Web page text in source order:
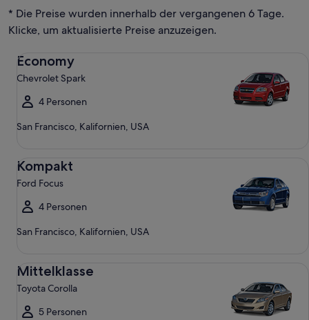
* Die Preise wurden innerhalb der vergangenen 6 Tage.
Klicke, um aktualisierte Preise anzuzeigen.
Economy
Chevrolet Spark
4 Personen
San Francisco, Kalifornien, USA
Kompakt
Ford Focus
4 Personen
San Francisco, Kalifornien, USA
Mittelklasse
Toyota Corolla
5 Personen